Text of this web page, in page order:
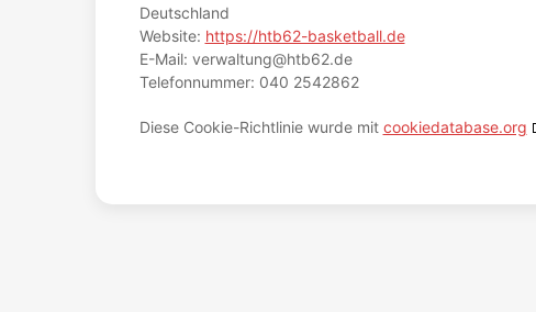
Deutschland
Website: https://htb62-basketball.de
E-Mail: verwaltung@htb62.de
Telefonnummer: 040 2542862
Diese Cookie-Richtlinie wurde mit cookiedatabase.org